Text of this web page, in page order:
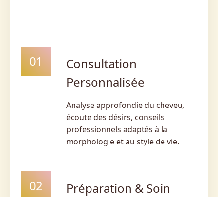
01
Consultation
Personnalisée
Analyse approfondie du cheveu,
écoute des désirs, conseils
professionnels adaptés à la
morphologie et au style de vie.
02 Préparation & Soin